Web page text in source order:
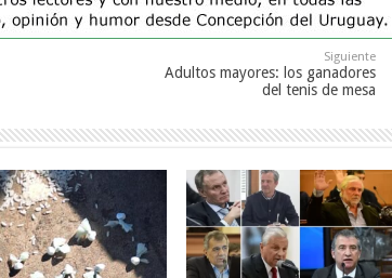
Siguiente
Adultos mayores: los ganadores
del tenis de mesa